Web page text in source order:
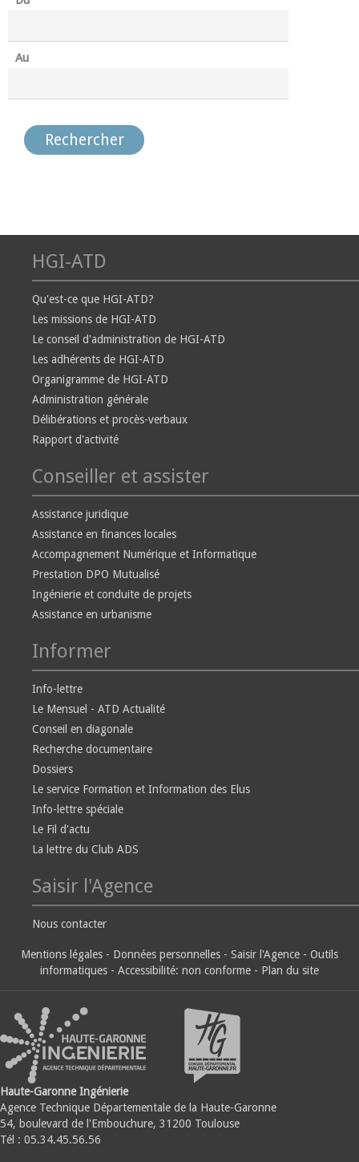
Au
HGI-ATD
Qu'est-ce que HGI-ATD?
Les missions de HGI-ATD
Le conseil d'administration de HGI-ATD
Les adhérents de HGI-ATD
Organigramme de HGI-ATD
Administration générale
Délibérations et procès-verbaux
Rapport d'activité
Conseiller et assister
Assistance juridique
Assistance en finances locales
Accompagnement Numérique et Informatique
Prestation DPO Mutualisé
Ingénierie et conduite de projets
Assistance en urbanisme
Informer
Info-lettre
Le Mensuel - ATD Actualité
Conseil en diagonale
Recherche documentaire
Dossiers
Le service Formation et Information des Elus
Info-lettre spéciale
Le Fil d'actu
La lettre du Club ADS
Saisir l'Agence
Nous contacter
Mentions légales - Données personnelles - Saisir l'Agence - Outils
informatiques - Accessibilité: non conforme - Plan du site
Haute-Garonne Ingénierie
Agence Technique Départementale de la Haute-Garonne
54, boulevard de l'Embouchure, 31200 Toulouse
Tél : 05.34.45.56.56